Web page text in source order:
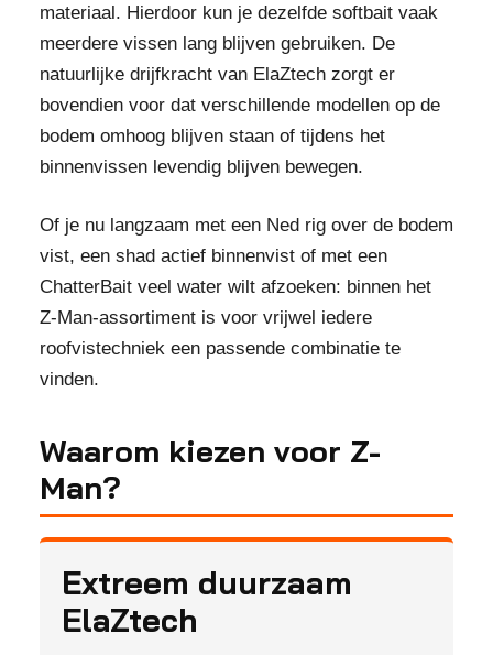
materiaal. Hierdoor kun je dezelfde softbait vaak
meerdere vissen lang blijven gebruiken. De
natuurlijke drijfkracht van ElaZtech zorgt er
bovendien voor dat verschillende modellen op de
bodem omhoog blijven staan of tijdens het
binnenvissen levendig blijven bewegen.
Of je nu langzaam met een Ned rig over de bodem
vist, een shad actief binnenvist of met een
ChatterBait veel water wilt afzoeken: binnen het
Z-Man-assortiment is voor vrijwel iedere
roofvistechniek een passende combinatie te
vinden.
Waarom kiezen voor Z-
Man?
Extreem duurzaam
ElaZtech